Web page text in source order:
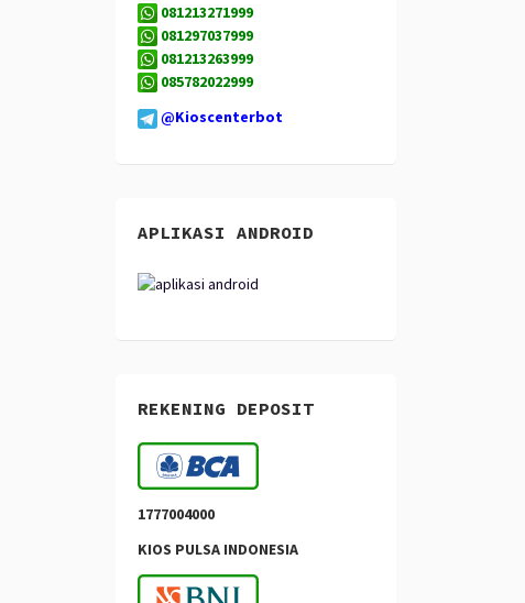
081213271999
081297037999
081213263999
085782022999
@Kioscenterbot
APLIKASI ANDROID
REKENING DEPOSIT
1777004000
KIOS PULSA INDONESIA